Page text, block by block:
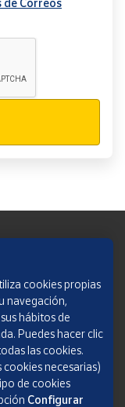
de Correos
cookies propias
navegación,
hábitos de
Puedes hacer clic
las cookies.
necesarias)
de cookies
Configurar